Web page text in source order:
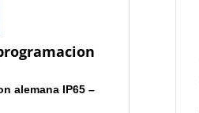
alemana IP65 –